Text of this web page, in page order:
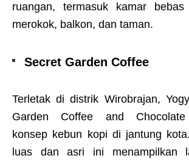
ruangan, termasuk kamar
merokok, balkon, dan taman.
Secret Garden Coffee
Terletak di distrik Wirobrajan,
Garden Coffee and Chocolate
konsep kebun kopi di jantung
luas dan asri ini menampilkan